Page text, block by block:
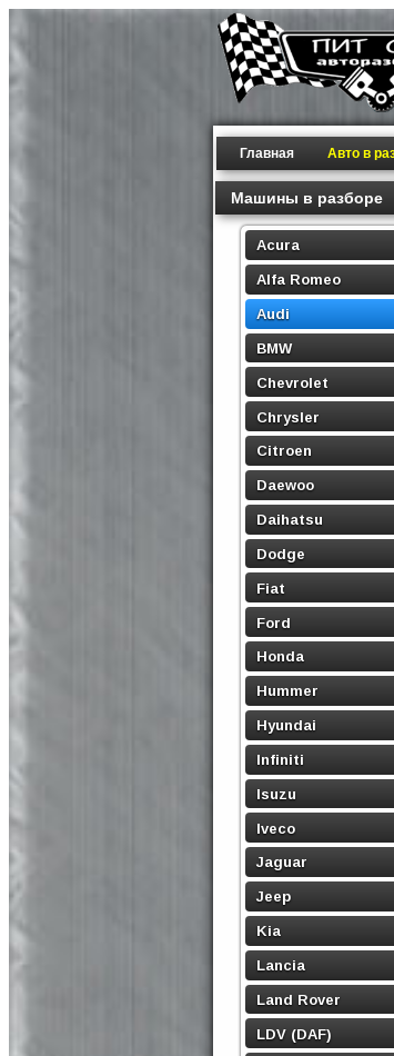
Главная Авто в
Машины в разборе
Acura
Alfa Romeo
Audi
BMW
Chevrolet
Chrysler
Citroen
Daewoo
Daihatsu
Dodge
Fiat
Ford
Honda
Hummer
Hyundai
Infiniti
Isuzu
Iveco
Jaguar
Jeep
Kia
Lancia
Land Rover
LDV (DAF)